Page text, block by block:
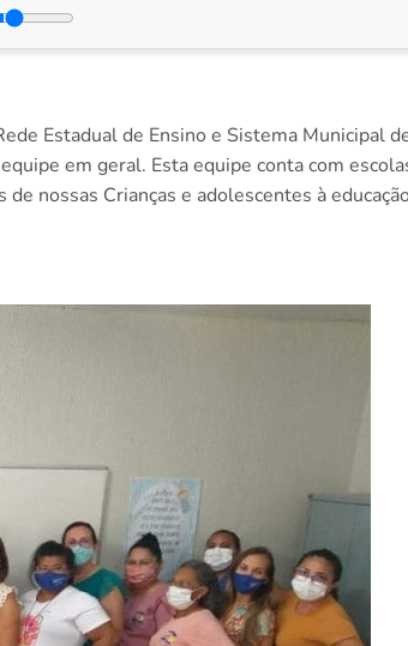
Estadual de Ensino e Sistema Municipal
em geral. Esta equipe conta com
nossas Crianças e adolescentes à